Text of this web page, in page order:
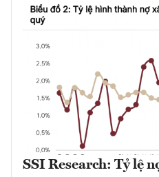
SSI Research: Tỷ lệ